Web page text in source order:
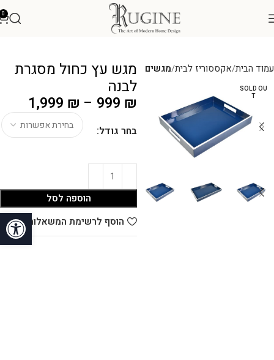
פתח
0
עמוד הבית אקססוריז לבית מגשים
SOLD OU
T
מגש עץ כחול מסגרת
לבנה
999 ₪
–
1,999 ₪
בחר גודל:
הוספה לסל
הוסף לרשימת המשאלות